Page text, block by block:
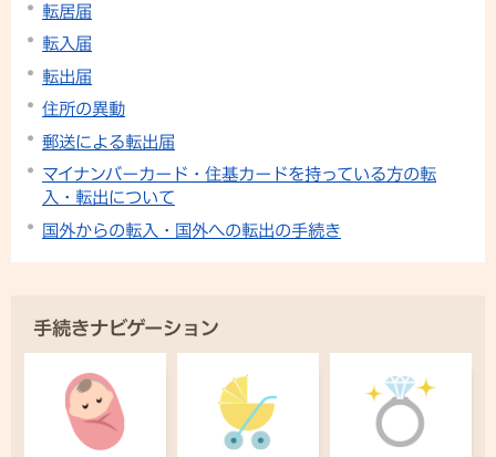
転居届
転入届
転出届
住所の異動
郵送による転出届
マイナンバーカード・住基カードを持っている方の転
入・転出について
国外からの転入・国外への転出の手続き
手続きナビゲーション